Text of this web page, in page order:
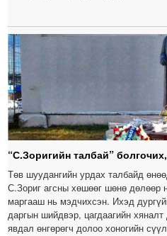
“С.Зоригийн талбай”
Төв шуудангийн урдах талбайд
С.Зориг агсны хөшөөг шөнө дөлөөр
маргааш нь мэдчихсэн. Ихэд
даргын шийдвэр, цагдаагийн
явдал өнгөрөгч долоо хоногийн